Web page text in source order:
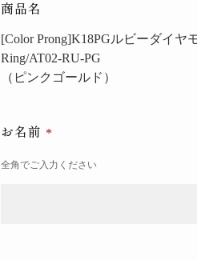
商品名
[Color Prong]K18PGルビーダイヤ
Ring/AT02-RU-PG
（ピンクゴールド）
お名前
全角でご入力ください